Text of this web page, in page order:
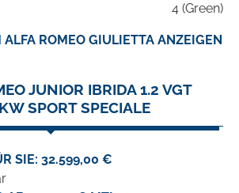
4 (Green)
ALFA ROMEO GIULIETTA ANZEIGEN
JUNIOR IBRIDA 1.2 VGT
SPORT SPECIALE
SIE: 32.599,00 €